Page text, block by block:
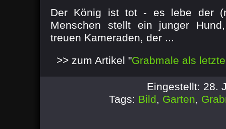
Der König ist tot - es lebe der
Menschen stellt ein junger
treuen Kameraden, der ...
>> zum Artikel "Grabmale als
Eingestellt: 28.
Tags: Bild, Garten,